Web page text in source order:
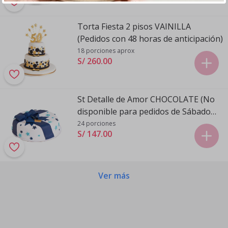
Torta Fiesta 2 pisos VAINILLA
(Pedidos con 48 horas de anticipación)
18 porciones aprox
S/ 260.00
St Detalle de Amor CHOCOLATE (No
disponible para pedidos de Sábado
para Domingo)
24 porciones
S/ 147.00
Ver más